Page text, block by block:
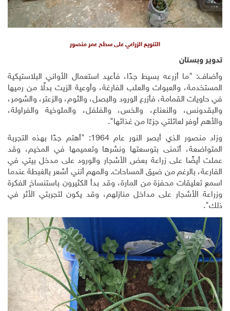
التنويع الزراعي على سطح عمر منصور
تدوير وبستان
وأضاف: "ما أزرعه بسيط جدًا، فأعيد استعمال الأواني البلاستيكية
المستخدمة، والعبوات والعلب الفارغة، وأوعية الزيت بدلًا من رميها
في حاويات القمامة، فأزرع الورود والبصل، والثوم، والزعتر، والشومر،
والبقدونس، والنعناع، والخس، والفلفل، والملوخية والفراولة،
والأهم أوفر لعائلتي جزءًا من غذائها".
وزاد منصور الذي أبصر النور عام 1964: "أهتم جدًا بهذه التجربة
المتواضعة، أتمنى بتوسعتها ونشرها وتعميمها في المخيم، وقد
عملت أيضًا على زراعة بعض الأشجار والورود على مدخل بيتي في
الفارعة، بالرغم من ضيق المساحات. والمهم أنني أشعر بالغبطة عندما
اسمع تعليقات محفزة من المارة، وقد بدأ الكثيرون باستنساخ الفكرة
وزراعة الأشجار على مداخل منازلهم، وقد يكون لتجربتي الأثر في
ذلك".